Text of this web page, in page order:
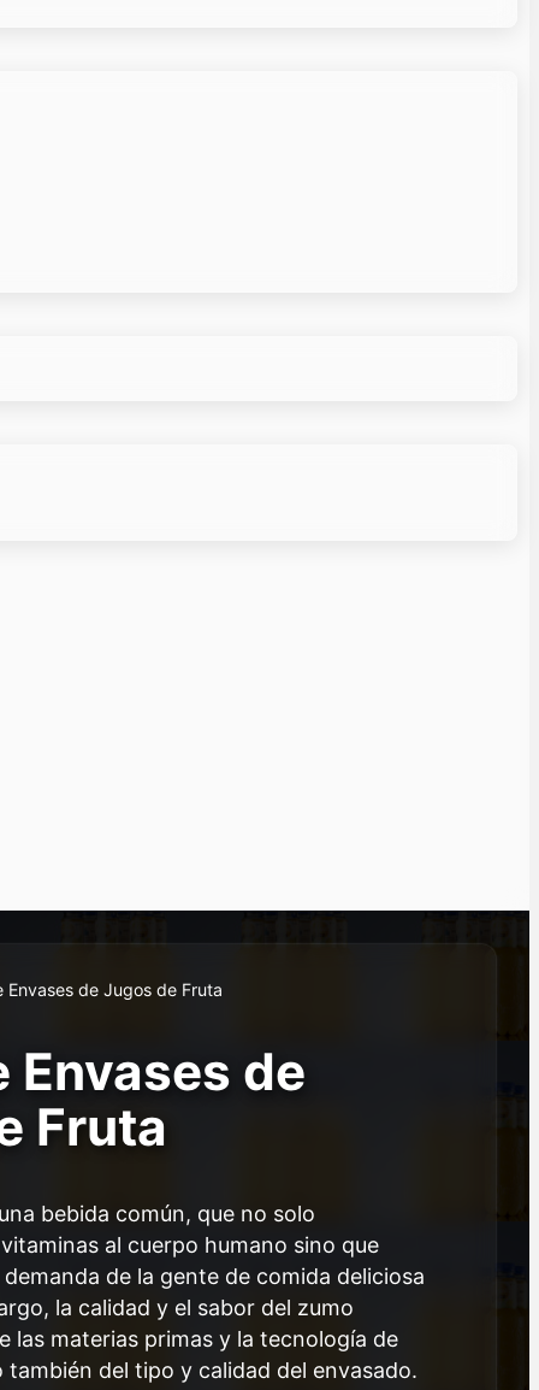
Envases de Jugos de Fruta
Envases de
Fruta
bebida común, que no solo
al cuerpo humano sino que
de la gente de comida deliciosa
la calidad y el sabor del zumo
las materias primas y la tecnología de
del tipo y calidad del envasado.